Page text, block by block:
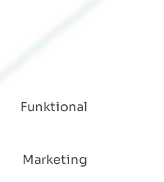
Funktional
Marketing